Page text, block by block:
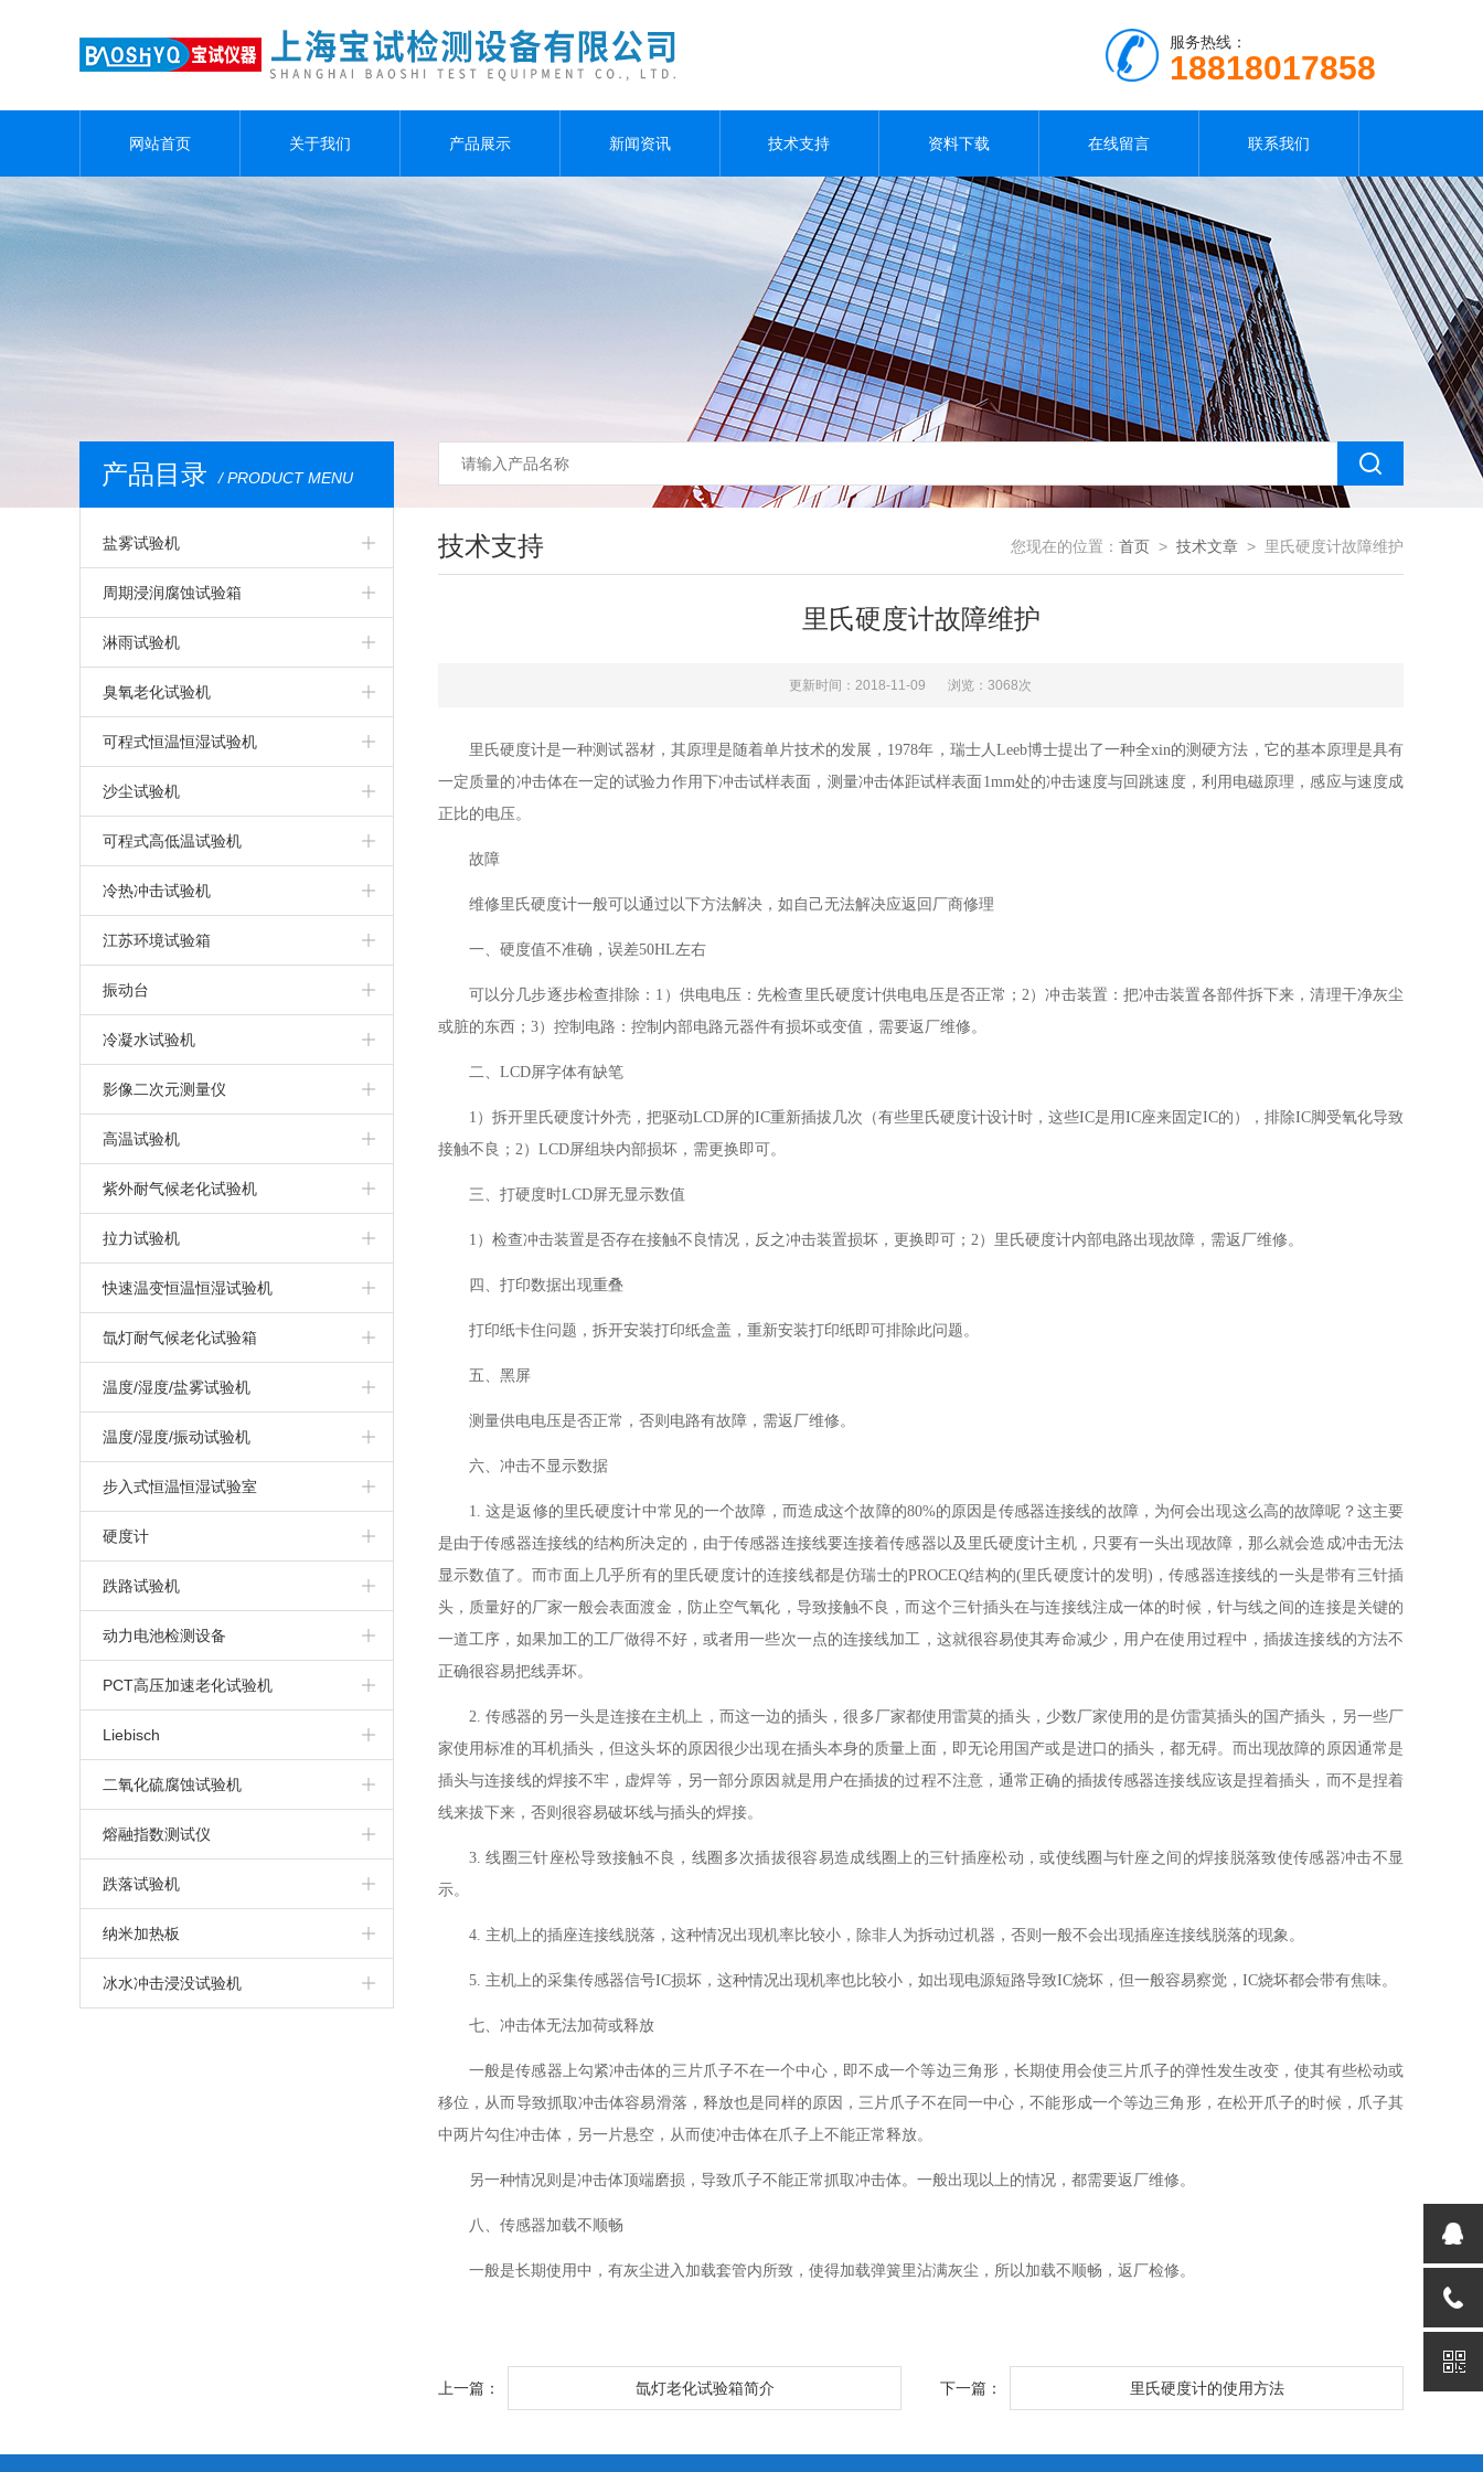
服务热线：
18818017858
网站首页 关于我们 产品展示 新闻资讯 技术支持 资料下载 在线留言 联系我们
产品目录 / PRODUCT MENU
盐雾试验机
盐雾箱
精密型盐雾试验机
可程式盐雾箱
盐雾腐蚀试验箱
气密性试验箱
干热型盐雾腐蚀试验箱
触摸屏盐雾腐蚀试验箱
无水型盐雾腐蚀试验箱
PP盐雾腐蚀试验箱
触摸屏盐雾试验机
周期浸润腐蚀试验箱
淋雨试验机
淋雨试验机
IPX5IPX6淋雨试验箱
步入式淋雨试验室
客车淋雨试验室
IPX9K高温高压淋雨试验机
IPX7/8加压浸水试验机
IPX5/6强喷水淋雨试验机
IPX3/4摆管式淋雨试验机
IPX1/2滴水式淋雨试验机
臭氧老化试验机
臭氧老化试验箱
可程式恒温恒湿试验机
可程式恒温恒湿试验箱
恒定湿热试验箱
上海恒温恒湿试验箱
恒温恒湿试验机
沙尘试验机
可程式沙尘试验箱
可程式高低温试验机
高低温试验机
上海高低温试验箱
冷热冲击试验机
高低温冲击试验机
两箱高低温冲击试验箱
冷热冲击试验机
三箱高低温冲击试验箱
两箱冷热冲击试验箱
三箱冷热冲击试验箱
江苏环境试验箱
振动台
振动试验系统
汽车模拟运输振动台
冷凝水试验机
冷凝水试验箱
影像二次元测量仪
高温试验机
高温试验箱（机）
紫外耐气候老化试验机
拉力试验机
万能材料拉力试验机
高温/高低温拉力试验机
快速温变恒温恒湿试验机
快速温变试验箱（非线性）
快速温变试验箱（线性）
氙灯耐气候老化试验箱
氙灯耐气候试验箱
温度/湿度/盐雾试验机
循环腐蚀试验箱
温度/湿度/振动试验机
步入式恒温恒湿试验室
步入式高温房
硬度计
布氏硬度计
维氏硬度计
洛氏硬度计
里氏硬度计
跌路试验机
动力电池检测设备
动力电池针刺挤压一体机
电池高空低气压模拟试验机
电池重物冲击试验机
动力电池针刺试验机
动力电池挤压试验机
PCT高压加速老化试验机
Liebisch
二氧化硫腐蚀试验机
熔融指数测试仪
跌落试验机
纳米加热板
冰水冲击浸没试验机
技术支持 您现在的位置： 首页 > 技术文章 > 里氏硬度计故障维护
里氏硬度计故障维护
更新时间：2018-11-09 浏览：3068次
里氏硬度计是一种测试器材，其原理是随着单片技术的发展，1978年，瑞士人Leeb博士提出了一种全xin的测硬方法，它的基本原理是具有
一定质量的冲击体在一定的试验力作用下冲击试样表面，测量冲击体距试样表面1mm处的冲击速度与回跳速度，利用电磁原理，感应与速度成
正比的电压。
故障
维修里氏硬度计一般可以通过以下方法解决，如自己无法解决应返回厂商修理
一、硬度值不准确，误差50HL左右
可以分几步逐步检查排除：1）供电电压：先检查里氏硬度计供电电压是否正常；2）冲击装置：把冲击装置各部件拆下来，清理干净灰尘
或脏的东西；3）控制电路：控制内部电路元器件有损坏或变值，需要返厂维修。
二、LCD屏字体有缺笔
1）拆开里氏硬度计外壳，把驱动LCD屏的IC重新插拔几次（有些里氏硬度计设计时，这些IC是用IC座来固定IC的），排除IC脚受氧化导致
接触不良；2）LCD屏组块内部损坏，需更换即可。
三、打硬度时LCD屏无显示数值
1）检查冲击装置是否存在接触不良情况，反之冲击装置损坏，更换即可；2）里氏硬度计内部电路出现故障，需返厂维修。
四、打印数据出现重叠
打印纸卡住问题，拆开安装打印纸盒盖，重新安装打印纸即可排除此问题。
五、黑屏
测量供电电压是否正常，否则电路有故障，需返厂维修。
六、冲击不显示数据
1. 这是返修的里氏硬度计中常见的一个故障，而造成这个故障的80%的原因是传感器连接线的故障，为何会出现这么高的故障呢？这主要
是由于传感器连接线的结构所决定的，由于传感器连接线要连接着传感器以及里氏硬度计主机，只要有一头出现故障，那么就会造成冲击无法
显示数值了。而市面上几乎所有的里氏硬度计的连接线都是仿瑞士的PROCEQ结构的(里氏硬度计的发明)，传感器连接线的一头是带有三针插
头，质量好的厂家一般会表面渡金，防止空气氧化，导致接触不良，而这个三针插头在与连接线注成一体的时候，针与线之间的连接是关键的
一道工序，如果加工的工厂做得不好，或者用一些次一点的连接线加工，这就很容易使其寿命减少，用户在使用过程中，插拔连接线的方法不
正确很容易把线弄坏。
2. 传感器的另一头是连接在主机上，而这一边的插头，很多厂家都使用雷莫的插头，少数厂家使用的是仿雷莫插头的国产插头，另一些厂
家使用标准的耳机插头，但这头坏的原因很少出现在插头本身的质量上面，即无论用国产或是进口的插头，都无碍。而出现故障的原因通常是
插头与连接线的焊接不牢，虚焊等，另一部分原因就是用户在插拔的过程不注意，通常正确的插拔传感器连接线应该是捏着插头，而不是捏着
线来拔下来，否则很容易破坏线与插头的焊接。
3. 线圈三针座松导致接触不良，线圈多次插拔很容易造成线圈上的三针插座松动，或使线圈与针座之间的焊接脱落致使传感器冲击不显
示。
4. 主机上的插座连接线脱落，这种情况出现机率比较小，除非人为拆动过机器，否则一般不会出现插座连接线脱落的现象。
5. 主机上的采集传感器信号IC损坏，这种情况出现机率也比较小，如出现电源短路导致IC烧坏，但一般容易察觉，IC烧坏都会带有焦味。
七、冲击体无法加荷或释放
一般是传感器上勾紧冲击体的三片爪子不在一个中心，即不成一个等边三角形，长期使用会使三片爪子的弹性发生改变，使其有些松动或
移位，从而导致抓取冲击体容易滑落，释放也是同样的原因，三片爪子不在同一中心，不能形成一个等边三角形，在松开爪子的时候，爪子其
中两片勾住冲击体，另一片悬空，从而使冲击体在爪子上不能正常释放。
另一种情况则是冲击体顶端磨损，导致爪子不能正常抓取冲击体。一般出现以上的情况，都需要返厂维修。
八、传感器加载不顺畅
一般是长期使用中，有灰尘进入加载套管内所致，使得加载弹簧里沾满灰尘，所以加载不顺畅，返厂检修。
上一篇： 氙灯老化试验箱简介 下一篇： 里氏硬度计的使用方法